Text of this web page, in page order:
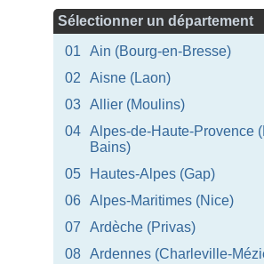
Sélectionner un département
01
Ain (Bourg-en-Bresse)
02
Aisne (Laon)
03
Allier (Moulins)
04
Alpes-de-Haute-Provence
Bains)
05 Hautes-Alpes (Gap)
06
Alpes-Maritimes (Nice)
07
Ardèche (Privas)
08
Ardennes (Charleville-